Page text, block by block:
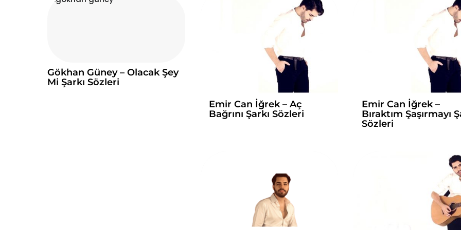
Emir Can İğrek – Aç
Bağrını Şarkı Sözleri
Emir Can İğrek –
Bıraktım Şaşırmayı
Sözleri
Gökhan Güney – Olacak Şey
Mi Şarkı Sözleri